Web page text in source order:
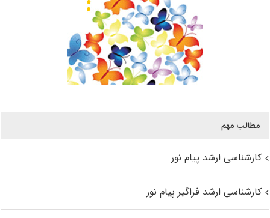
مطالب مهم
کارشناسی ارشد پیام نور
کارشناسی ارشد فراگیر پیام نور